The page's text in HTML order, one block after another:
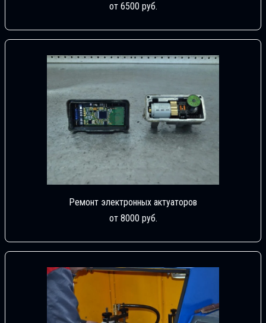
от 6500 руб.
Ремонт электронных актуаторов
от 8000 руб.